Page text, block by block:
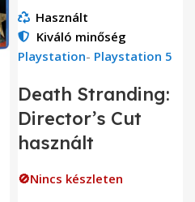
Használt
Kiváló minőség
Playstation- Playstation 5
Death Stranding:
Director’s Cut
használt
🚫Nincs készleten